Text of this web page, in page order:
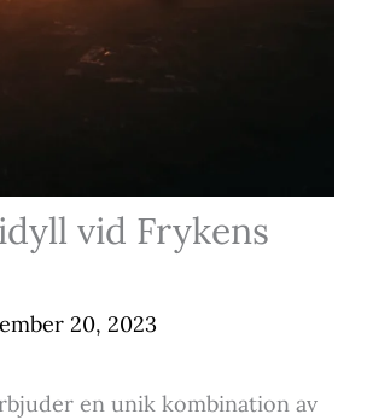
vid Frykens
20, 2023
en unik kombination av